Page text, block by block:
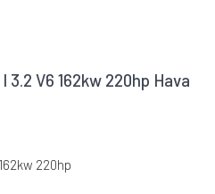
3.2 V6 162kw 220hp Hava
220hp